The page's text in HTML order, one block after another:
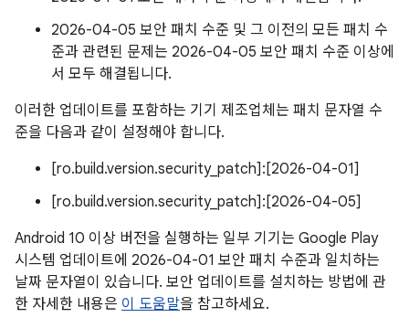
2026-04-05 보안 패치 수준 및 그 이전의 모든 패치 수
준과 관련된 문제는 2026-04-05 보안 패치 수준 이상에
서 모두 해결됩니다.
이러한 업데이트를 포함하는 기기 제조업체는 패치 문자열 수
준을 다음과 같이 설정해야 합니다.
[ro.build.version.security_patch]:[2026-04-01]
[ro.build.version.security_patch]:[2026-04-05]
Android 10 이상 버전을 실행하는 일부 기기는 Google Play
시스템 업데이트에 2026-04-01 보안 패치 수준과 일치하는
날짜 문자열이 있습니다. 보안 업데이트를 설치하는 방법에 관
한 자세한 내용은 이 도움말을 참고하세요.